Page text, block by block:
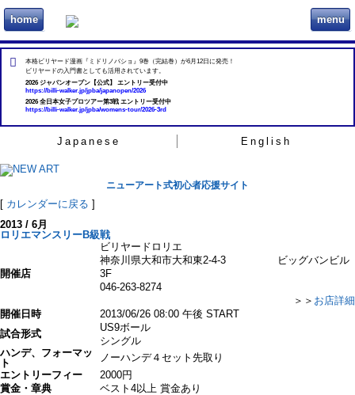
home ビリヲカ menu
本格ビリヤード漫画『ミドリノバショ』9巻（完結巻）が6月12日に発売！
ビリヤードの入門書としても活用されています。
2026 ジャパンオープン【公式】 エントリー受付中
https://billi-walker.jp/jpba/japanopen/2026
2026 全日本女子プロツアー第3戦 エントリー受付中
https://billi-walker.jp/jpba/womens-tour/2026-3rd
Japanese English
ニューアート式初心者応援サイト
[ カレンダーに戻る ]
2013 / 6月
ロリエマンスリーB級戦
開催店
ビリヤードロリエ
神奈川県大和市大和東2-4-3 ビッグバンビル
3F
046-263-8274
＞＞ お店詳細
開催日時
2013/06/26 08:00 午後 START
試合形式
US9ボール
シングル
ハンデ、フォーマッ
ト
ノーハンデ４セット先取り
エントリーフィー
2000円
賞金・章典
ベスト4以上 賞金あり